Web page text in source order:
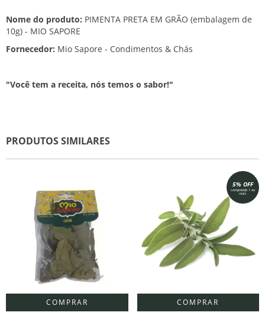
Nome do produto: PIMENTA PRETA EM GRÃO (embalagem de
10g) - MIO SAPORE
Fornecedor: Mio Sapore - Condimentos & Chás
"Você tem a receita, nós temos o sabor!"
PRODUTOS SIMILARES
5% OFF
comprando 1 ou
mais